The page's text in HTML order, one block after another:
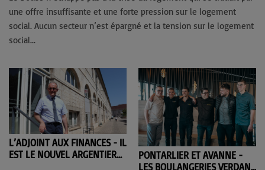
une offre insuffisante et une forte pression sur le logement
social. Aucun secteur n’est épargné et la tension sur le logement
social...
L’ADJOINT AUX FINANCES - IL
EST LE NOUVEL ARGENTIER
PONTARLIER ET AVANNE -
LES BOULANGERIES VERDANT